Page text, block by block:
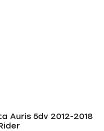
Auris 5dv 2012-2018